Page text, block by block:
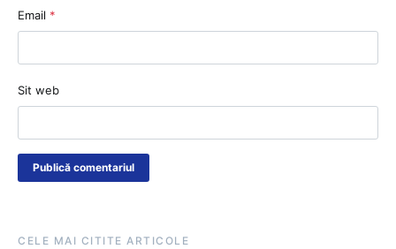
Email *
Sit web
CELE MAI CITITE ARTICOLE